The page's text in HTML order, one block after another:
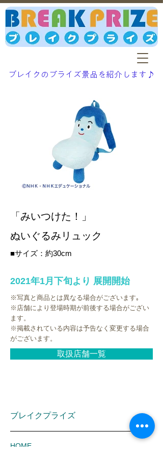
ブレイクのプライズ景品を紹介します♪
「みいつけた！」
ぬいぐるみリュック
■サイズ：約30cm
2021年1月下旬より 展開開始
※写真と商品とは異なる場合がございます｡
※店舗により登場時期が前後する場合がござい
ます。
※掲載されている内容は予告なく変更する場合
がございます。
取扱店舗一覧
ブレイクプライズ
HOME